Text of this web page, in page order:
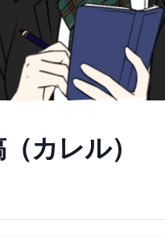
カレル）